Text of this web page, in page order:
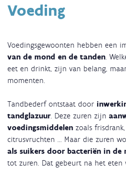
Voeding
Voedingsgewoonten hebben een
van de mond en de tanden .
eet en drinkt, zijn van belang,
momenten.
Tandbederf ontstaat door
tandglazuur. Deze zuren zijn
voedingsmiddelen zoals
citrusvruchten ... Maar die zuren
als suikers door bacteriën in de
tot zuren. Dat gebeurt na het eten